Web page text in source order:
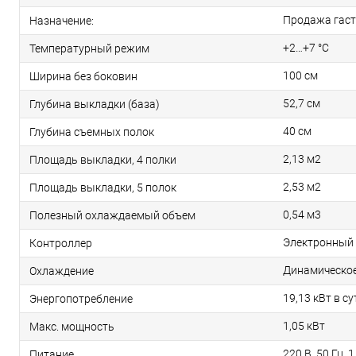
Назначение: Продажа
Температурный режим +2…+7 °C
Ширина без боковин 100 см
Глубина выкладки (база) 52,7 см
Глубина съемных полок 40 см
Площадь выкладки, 4 полки 2,13 м2
Площадь выкладки, 5 полок 2,53 м2
Полезный охлаждаемый объем 0,54 м3
Контроллер Электронный
Охлаждение
Энергопотребление 19,13 кВт в
Макс. мощность 1,05 кВт